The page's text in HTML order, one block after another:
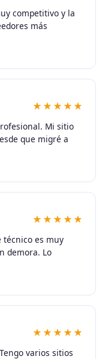
competitivo y la
más
★★★★★
Mi sitio
que migré a
★★★★★
técnico es muy
demora. Lo
★★★★★
varios sitios